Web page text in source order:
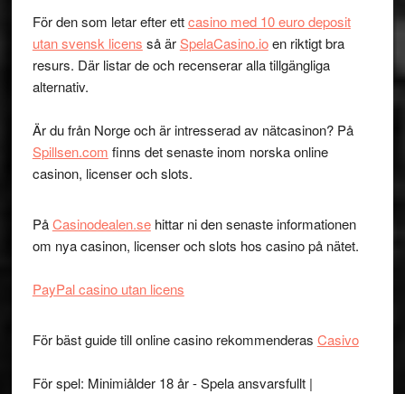
För den som letar efter ettcasino med 10 euro deposit
utan svensk licens så ärSpelaCasino.ioen riktigt bra
resurs. Där listar de och recenserar alla tillgängliga
alternativ.
Är du från Norge och är intresserad av nätcasinon? På
Spillsen.com finns det senaste inom norska online
casinon, licenser och slots.
PåCasinodealen.sehittar ni den senaste informationen
om nya casinon, licenser och slots hos casino på nätet.
PayPal casino utan licens
För bäst guide till online casino rekommenderas Casivo
För spel: Minimiålder 18 år - Spela ansvarsfullt |